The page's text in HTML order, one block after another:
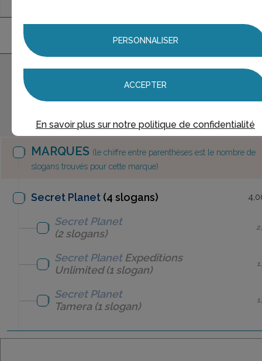
marque s
Aucune marque sélectionnée
AJOUTER AU PANIER
MARQUES (le chiffre entre parenthèses est le nombre de
slogans trouvés pour cette marque)
Secret Planet (4 slogans)
Secret Planet
(2 slogans)
Secret Planet Expeditions
Unlimited(1 slogan)
Secret Planet
Tamera(1 slogan)
PERSONNALISER
ACCEPTER
En savoir plus sur notre politique de confidentialité